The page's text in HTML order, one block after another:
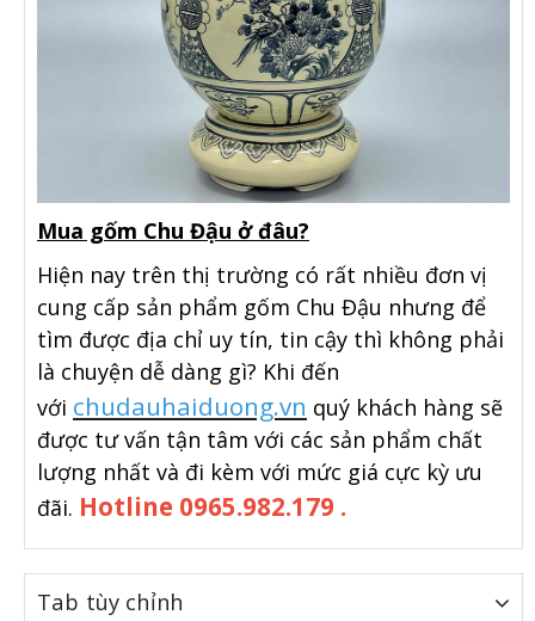
Mua gốm Chu Đậu ở đâu?
Hiện nay trên thị trường có rất nhiều đơn vị
cung cấp sản phẩm gốm Chu Đậu nhưng để
tìm được địa chỉ uy tín, tin cậy thì không phải
là chuyện dễ dàng gì? Khi đến
với chudauhaiduong.vn quý khách hàng sẽ
được tư vấn tận tâm với các sản phẩm chất
lượng nhất và đi kèm với mức giá cực kỳ ưu
đãi. Hotline 0965.982.179 .
Tab tùy chỉnh